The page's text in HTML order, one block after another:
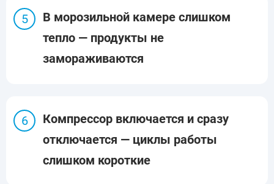
В морозильной камере слишком
тепло — продукты не
замораживаются
Компрессор включается и сразу
отключается — циклы работы
слишком короткие